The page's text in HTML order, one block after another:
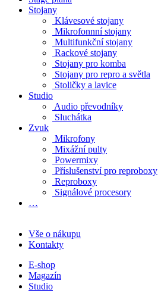
Stojany
Klávesové stojany
Mikrofonnní stojany
Multifunkční stojany
Rackové stojany
Stojany pro komba
Stojany pro repro a světla
Stoličky a lavice
Studio
Audio převodníky
Sluchátka
Zvuk
Mikrofony
Mixážní pulty
Powermixy
Příslušenství pro reproboxy
Reproboxy
Signálové procesory
…
Vše o nákupu
Kontakty
E-shop
Magazín
Studio